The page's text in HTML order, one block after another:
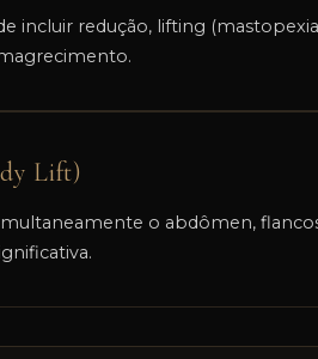
incluir redução, lifting
Lift)
o abdômen,